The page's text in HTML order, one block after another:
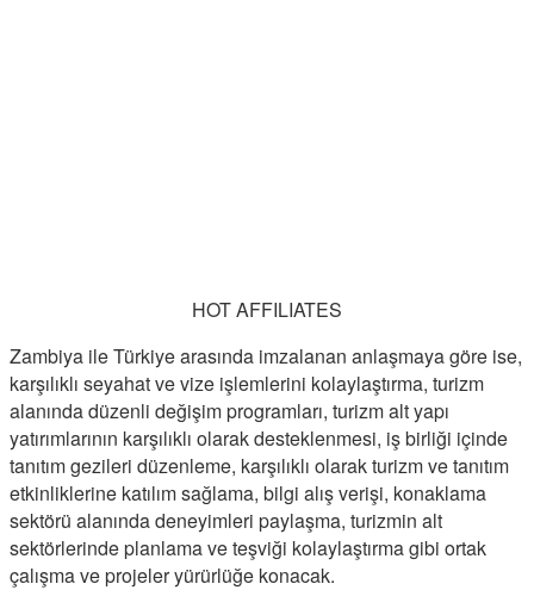
HOT AFFILIATES
Zambiya ile Türkiye arasında imzalanan anlaşmaya göre ise,
karşılıklı seyahat ve vize işlemlerini kolaylaştırma, turizm
alanında düzenli değişim programları, turizm alt yapı
yatırımlarının karşılıklı olarak desteklenmesi, iş birliği içinde
tanıtım gezileri düzenleme, karşılıklı olarak turizm ve tanıtım
etkinliklerine katılım sağlama, bilgi alış verişi, konaklama
sektörü alanında deneyimleri paylaşma, turizmin alt
sektörlerinde planlama ve teşviği kolaylaştırma gibi ortak
çalışma ve projeler yürürlüğe konacak.